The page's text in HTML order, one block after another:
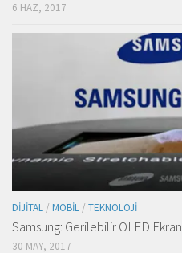
6 HAZ, 2017
DIJITAL / MOBIL / TEKNOLOJI
Samsung: Gerilebilir OLED Ekran
30 MAY, 2017